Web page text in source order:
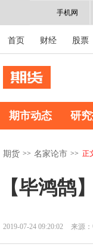
手机网
首页 财经 股票
期市动态 研
期货 >> 名家论市 >> 正
【毕鸿鹄
2019-07-24 09:20:02 来源